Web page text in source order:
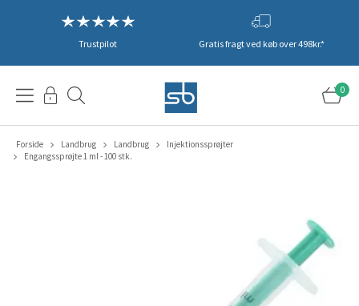
Trustpilot Gratis fragt ved køb over 498kr.*
0
Forside Landbrug Landbrug
Injektionssprøjter
Engangssprøjte 1 ml - 100 stk.